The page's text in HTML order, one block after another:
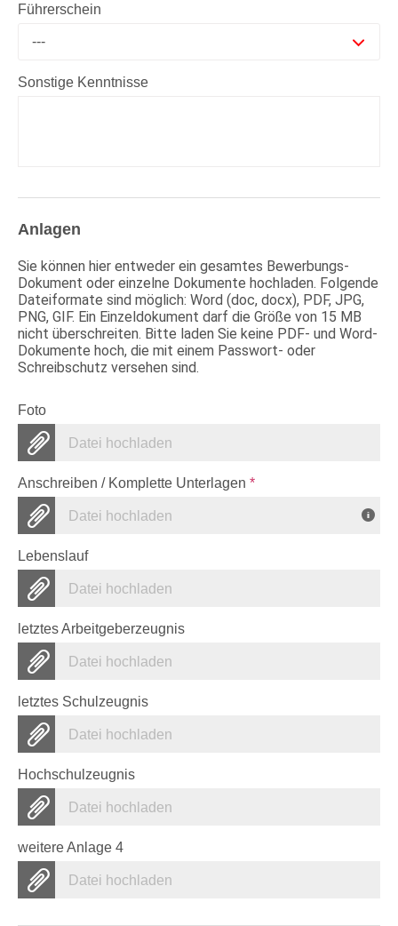
Führerschein
---
Sonstige Kenntnisse
Anlagen
Sie können hier entweder ein gesamtes Bewerbungs-
Dokument oder einzelne Dokumente hochladen. Folgende
Dateiformate sind möglich: Word (doc, docx), PDF, JPG,
PNG, GIF. Ein Einzeldokument darf die Größe von 15 MB
nicht überschreiten. Bitte laden Sie keine PDF- und Word-
Dokumente hoch, die mit einem Passwort- oder
Schreibschutz versehen sind.
Foto
Datei hochladen
Anschreiben / Komplette Unterlagen *
Datei hochladen
Lebenslauf
Datei hochladen
letztes Arbeitgeberzeugnis
Datei hochladen
letztes Schulzeugnis
Datei hochladen
Hochschulzeugnis
Datei hochladen
weitere Anlage 4
Datei hochladen